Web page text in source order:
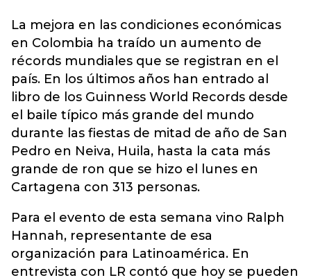
La mejora en las condiciones económicas
en Colombia ha traído un aumento de
récords mundiales que se registran en el
país. En los últimos años han entrado al
libro de los Guinness World Records desde
el baile típico más grande del mundo
durante las fiestas de mitad de año de San
Pedro en Neiva, Huila, hasta la cata más
grande de ron que se hizo el lunes en
Cartagena con 313 personas.
Para el evento de esta semana vino Ralph
Hannah, representante de esa
organización para Latinoamérica. En
entrevista con LR contó que hoy se pueden